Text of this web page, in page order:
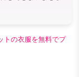
トの衣服を無料でプ